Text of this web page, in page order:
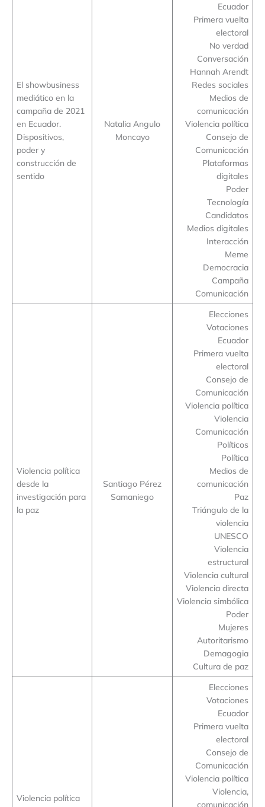
El showbusiness
mediático en la
campaña de 2021
en Ecuador.
Dispositivos,
poder y
construcción de
sentido
Natalia Angulo
Moncayo
Ecuador
Primera vuelta
electoral
No verdad
Conversación
Hannah Arendt
Redes sociales
Medios de
comunicación
Violencia política
Consejo de
Comunicación
Plataformas
digitales
Poder
Tecnología
Candidatos
Medios digitales
Interacción
Meme
Democracia
Campaña
Comunicación
Violencia política
desde la
investigación para
la paz
Santiago Pérez
Samaniego
Elecciones
Votaciones
Ecuador
Primera vuelta
electoral
Consejo de
Comunicación
Violencia política
Violencia
Comunicación
Políticos
Política
Medios de
comunicación
Paz
Triángulo de la
violencia
UNESCO
Violencia
estructural
Violencia cultural
Violencia directa
Violencia simbólica
Poder
Mujeres
Autoritarismo
Demagogia
Cultura de paz
Violencia política
Elecciones
Votaciones
Ecuador
Primera vuelta
electoral
Consejo de
Comunicación
Violencia política
Violencia,
comunicación